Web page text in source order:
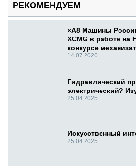
РЕКОМЕНДУЕМ
«А8 Машины
XCMG в работе на
конкурсе
14.07.2026
Гидравлический
электрический?
25.04.2025
Искусственный
25.04.2025